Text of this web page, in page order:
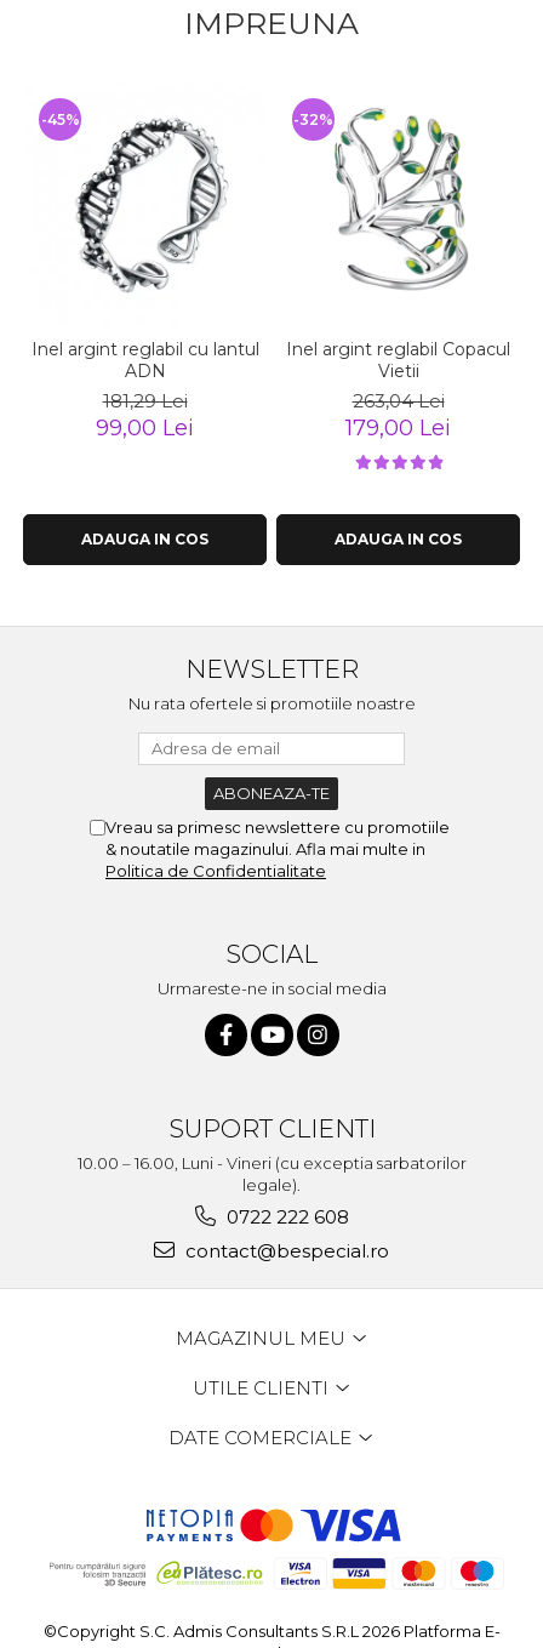
IMPREUNA
Inel argint reglabil cu lantul
ADN
181,29 Lei
99,00 Lei
-45%
ADAUGA IN COS
Inel argint reglabil Copacul
Vietii
263,04 Lei
179,00 Lei
-32%
ADAUGA IN COS
NEWSLETTER
Nu rata ofertele si promotiile noastre
Vreau sa primesc newslettere cu promotiile
& noutatile magazinului. Afla mai multe in
Politica de Confidentialitate
SOCIAL
Urmareste-ne in social media
SUPORT CLIENTI
10.00 – 16.00, Luni - Vineri (cu exceptia sarbatorilor
legale).
0722 222 608
contact@bespecial.ro
MAGAZINUL MEU
UTILE CLIENTI
DATE COMERCIALE
©Copyright S.C. Admis Consultants S.R.L 2026 Platforma E-